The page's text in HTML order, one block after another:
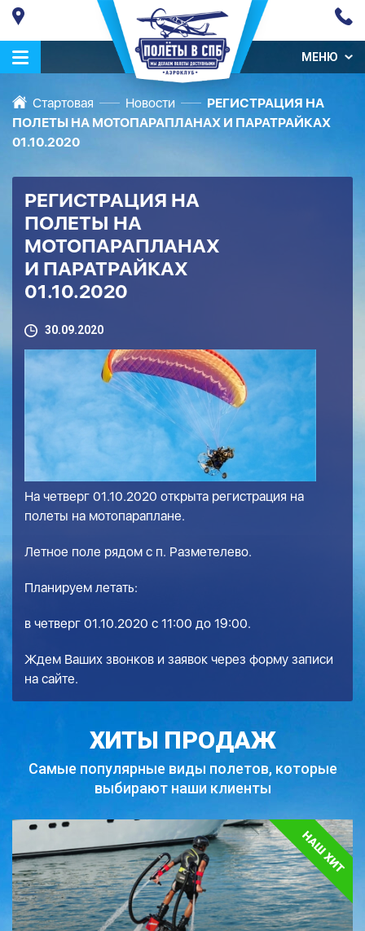
МЕНЮ
Стартовая Новости
РЕГИСТРАЦИЯ НА
ПОЛЕТЫ НА МОТОПАРАПЛАНАХ И ПАРАТРАЙКАХ
01.10.2020
РЕГИСТРАЦИЯ НА
ПОЛЕТЫ НА
МОТОПАРАПЛАНАХ
И ПАРАТРАЙКАХ
01.10.2020
30.09.2020
На четверг 01.10.2020 открыта регистрация на
полеты на мотопараплане.
Летное поле рядом с п. Разметелево.
Планируем летать:
в четверг 01.10.2020 с 11:00 до 19:00.
Ждем Ваших звонков и заявок через форму записи
на сайте.
ХИТЫ ПРОДАЖ
Самые популярные виды полетов, которые
выбирают наши клиенты